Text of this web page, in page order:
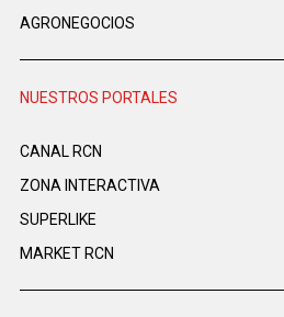
AGRONEGOCIOS
NUESTROS PORTALES
CANAL RCN
ZONA INTERACTIVA
SUPERLIKE
MARKET RCN